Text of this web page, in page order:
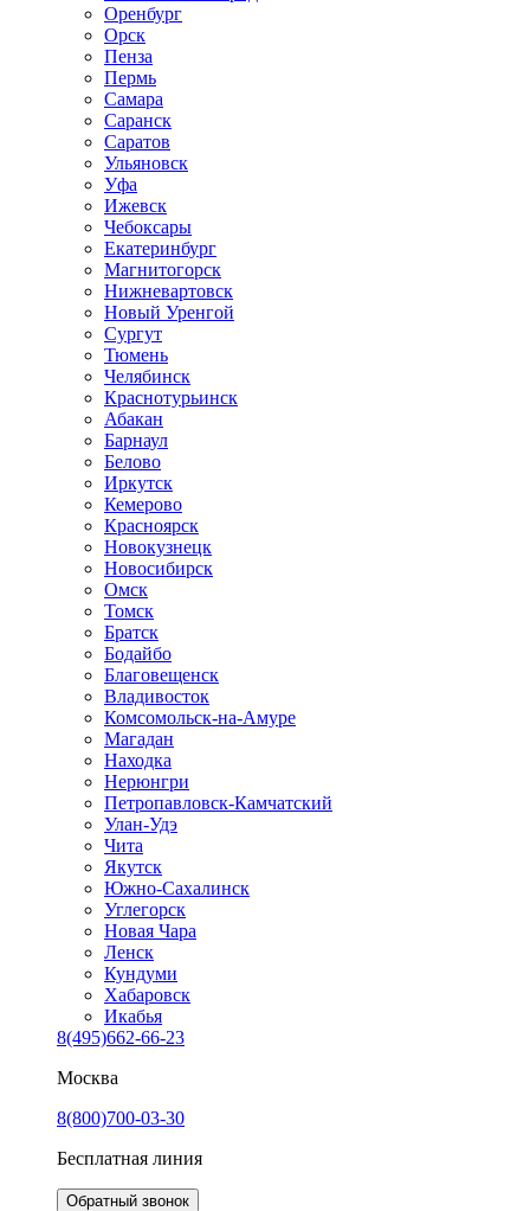
Оренбург
Орск
Пенза
Пермь
Самара
Саранск
Саратов
Ульяновск
Уфа
Ижевск
Чебоксары
Екатеринбург
Магнитогорск
Нижневартовск
Новый Уренгой
Сургут
Тюмень
Челябинск
Краснотурьинск
Абакан
Барнаул
Белово
Иркутск
Кемерово
Красноярск
Новокузнецк
Новосибирск
Омск
Томск
Братск
Бодайбо
Благовещенск
Владивосток
Комсомольск-на-Амуре
Магадан
Находка
Нерюнгри
Петропавловск-Камчатский
Улан-Удэ
Чита
Якутск
Южно-Сахалинск
Углегорск
Новая Чара
Ленск
Кундуми
Хабаровск
Икабья
8(495)662-66-23
Москва
8(800)700-03-30
Бесплатная линия
Обратный звонок